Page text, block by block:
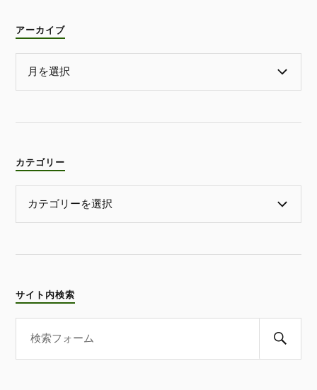
アーカイブ
カテゴリー
サイト内検索